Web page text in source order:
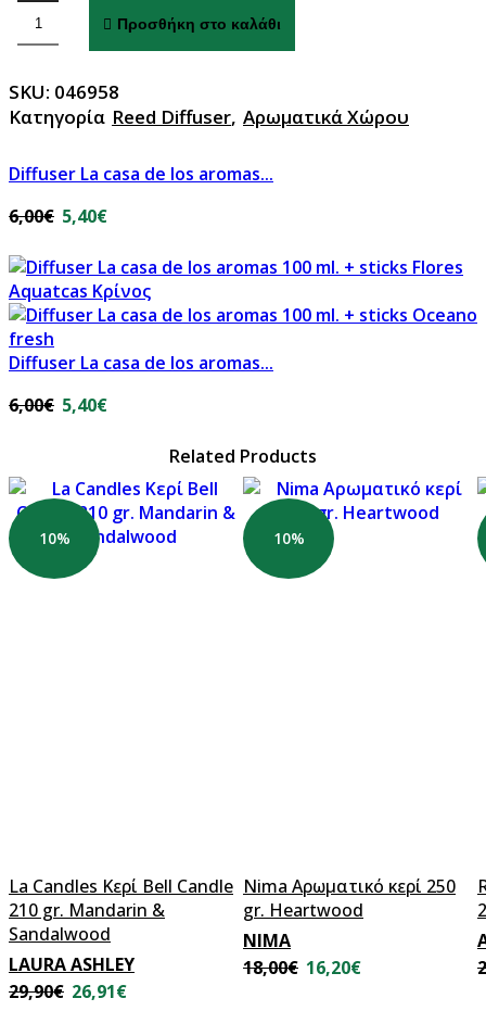
Diffuser
casa
de
los
100
sticks
de
Algodon
clean
ποσότητα
Προσθήκη στο καλάθι
SKU: 046958
Κατηγορία Reed Diffuser, Αρωματικά Χώρου
Diffuser La casa de los aromas...
6,00€ 5,40€
Diffuser La casa de los aromas...
6,00€ 5,40€
Related Products
10%
La Candles Κερί Bell Candle
210 gr. Mandarin &
Sandalwood
LAURA ASHLEY
29,90€ 26,91€
10%
Nima Αρωματικό κερί 250
gr. Heartwood
NIMA
18,00€ 16,20€